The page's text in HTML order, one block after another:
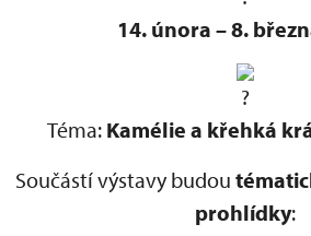
14. února – 8.
Téma: Kamélie a křehká
Součástí výstavy budou
prohlídky: